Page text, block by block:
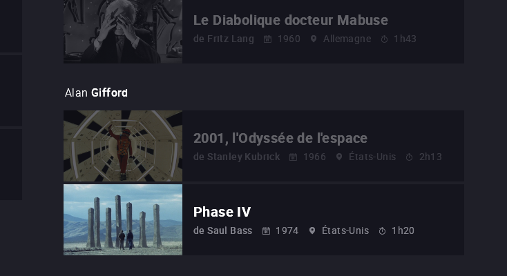
Le Diabolique docteur Mabuse
de Fritz Lang 1960 Allemagne 1h43
Alan Gifford
2001, l'Odyssée de l'espace
de Stanley Kubrick 1966 États-Unis 2h13
Phase IV
de Saul Bass 1974 États-Unis 1h20